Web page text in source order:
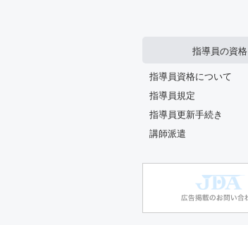
指導員の資格
指導員資格について
指導員規定
指導員更新手続き
講師派遣